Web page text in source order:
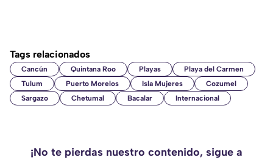
Tags relacionados
Cancún Quintana Roo Playas
Playa del Carmen
Tulum
Puerto Morelos Isla Mujeres
Cozumel
Sargazo
Chetumal Bacalar Internacional
¡No te pierdas nuestro contenido, sigue a